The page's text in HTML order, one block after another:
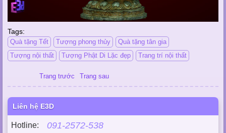
Tags:
Quà tặng Tết Tượng phong thủy
Quà tặng tân gia
Tượng nội thất
Tượng Phật Di Lặc đẹp Trang trí nội thất
Trang trước Trang sau
Liên hệ E3D
Hotline: 091-2572-538